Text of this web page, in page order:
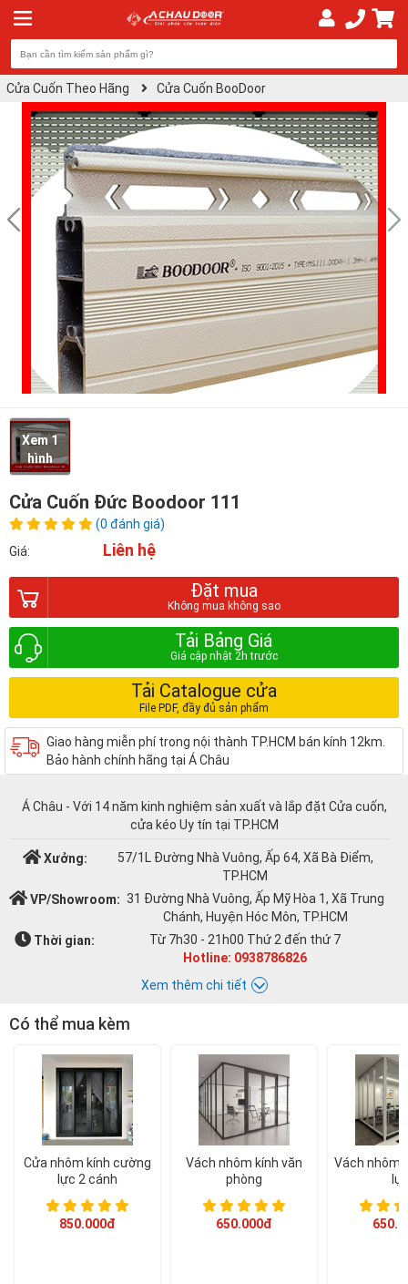
Cửa Cuốn Theo Hãng Cửa Cuốn BooDoor
Xem 1
hình
Cửa Cuốn Đức Boodoor 111
(0 đánh giá)
Giá:
Liên hệ
Đặt mua
Tải Bảng Giá
Tải Catalogue cửa
Giao hàng miễn phí trong nội thành TP.HCM bán kính 12km.
Bảo hành chính hãng tại Á Châu
Á Châu - Với 14 năm kinh nghiệm sản xuất và lắp đặt Cửa cuốn,
cửa kéo Uy tín tại TP.HCM
Xưởng:
57/1L Đường Nhà Vuông, Ấp 64, Xã Bà Điểm,
TP.HCM
VP/Showroom: 31 Đường Nhà Vuông, Ấp Mỹ Hòa 1, Xã Trung
Chánh, Huyện Hóc Môn, TP.HCM
Thời gian:
Từ 7h30 - 21h00 Thứ 2 đến thứ 7
Hotline: 0938786826
Xem thêm chi tiết
Chat với Á CHÂU:
Á CHÂU
0938786826
Email:cuacuonachau@gmail.com
Có thể mua kèm
Cửa nhôm kính cường
lực 2 cánh
850.000đ
Vách nhôm kính văn
phòng
650.000đ
Vách nhôm